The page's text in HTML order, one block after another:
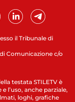
il Tribunale di
Comunicazione c/o
testata STILETV è
l’uso, anche parziale,
loghi, grafiche